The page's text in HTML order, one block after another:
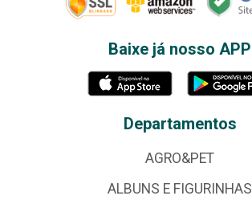
Baixe já nosso APP
Departamentos
AGRO&PET
ALBUNS E FIGURINHAS